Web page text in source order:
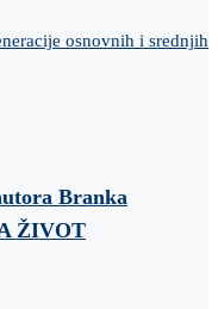
osnovnih i srednjih
Branka
ŽIVOT